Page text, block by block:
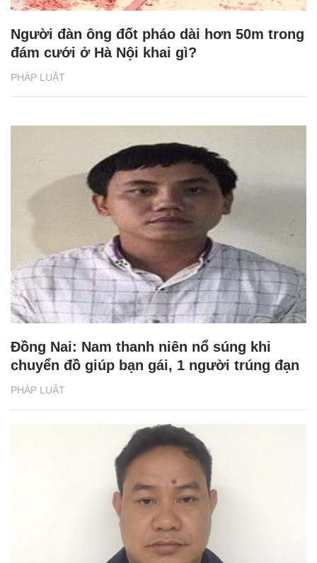
PHÁP LUẬT
Người đàn ông đốt pháo dài hơn 50m trong
đám cưới ở Hà Nội khai gì?
PHÁP LUẬT
Đồng Nai: Nam thanh niên nổ súng khi
chuyển đồ giúp bạn gái, 1 người trúng đạn